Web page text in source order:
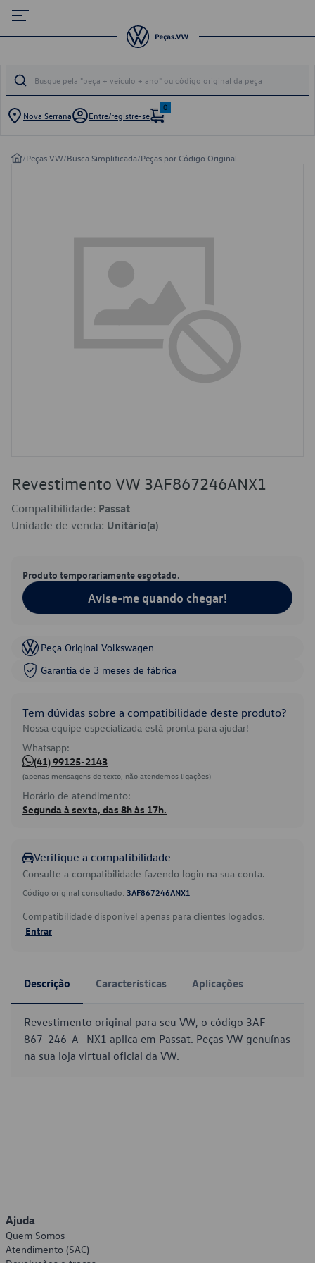
Nova Serrana Entre/registre-se
0
/Peças VW/Busca Simplificada/Peças por Código Original
Revestimento VW 3AF867246ANX1
Compatibilidade: Passat
Unidade de venda: Unitário(a)
Produto temporariamente esgotado.
Avise-me quando chegar!
Peça Original Volkswagen
Garantia de 3 meses de fábrica
Tem dúvidas sobre a compatibilidade deste produto?
Nossa equipe especializada está pronta para ajudar!
Whatsapp:
(41) 99125-2143
(apenas mensagens de texto, não atendemos ligações)
Horário de atendimento:
Segunda à sexta, das 8h às 17h.
Verifique a compatibilidade
Consulte a compatibilidade fazendo login na sua conta.
Código original consultado: 3AF867246ANX1
Compatibilidade disponível apenas para clientes logados.
Entrar
Descrição Características Aplicações
Revestimento original para seu VW, o código 3AF-
867-246-A -NX1 aplica em Passat. Peças VW genuínas
na sua loja virtual oficial da VW.
Ajuda
Quem Somos
Atendimento (SAC)